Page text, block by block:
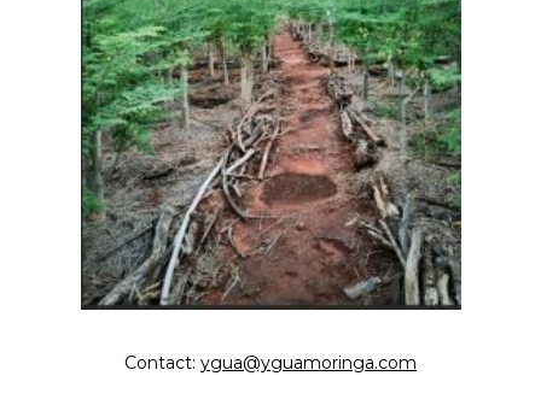
Contact: ygua@yguamoringa.com